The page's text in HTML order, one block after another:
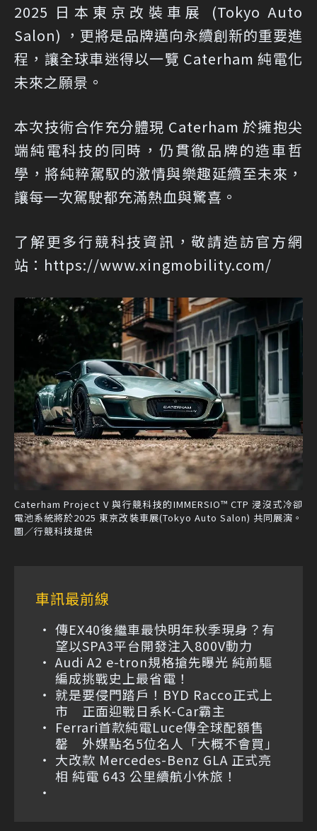
2025 日本東京改裝車展 (Tokyo Auto
Salon) ，更將是品牌邁向永續創新的重要進
程，讓全球車迷得以一覽 Caterham 純電化
未來之願景。
本次技術合作充分體現 Caterham 於擁抱尖
端純電科技的同時，仍貫徹品牌的造車哲
學，將純粹駕馭的激情與樂趣延續至未來，
讓每一次駕駛都充滿熱血與驚喜。
了解更多行競科技資訊，敬請造訪官方網
站： https://www.xingmobility.com/
Caterham Project V 與行競科技的IMMERSIO™ CTP 浸沒式冷卻
電池系統將於2025 東京改裝車展(Tokyo Auto Salon) 共同展演。
圖／行競科技提供
車訊最前線
傳EX40後繼車最快明年秋季現身？有
望以SPA3平台開發注入800V動力
Audi A2 e-tron規格搶先曝光 純前驅
編成挑戰史上最省電！
就是要侵門踏戶！BYD Racco正式上
市 正面迎戰日系K-Car霸主
Ferrari首款純電Luce傳全球配額售
罄 外媒點名5位名人「大概不會買」
大改款 Mercedes-Benz GLA 正式亮
相 純電 643 公里續航小休旅！